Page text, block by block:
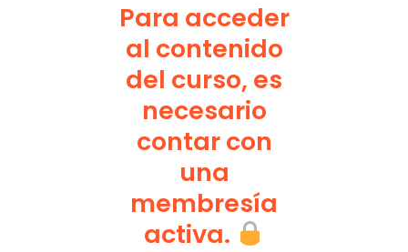
Para acceder
al contenido
del curso, es
necesario
contar con
una
membresía
activa.